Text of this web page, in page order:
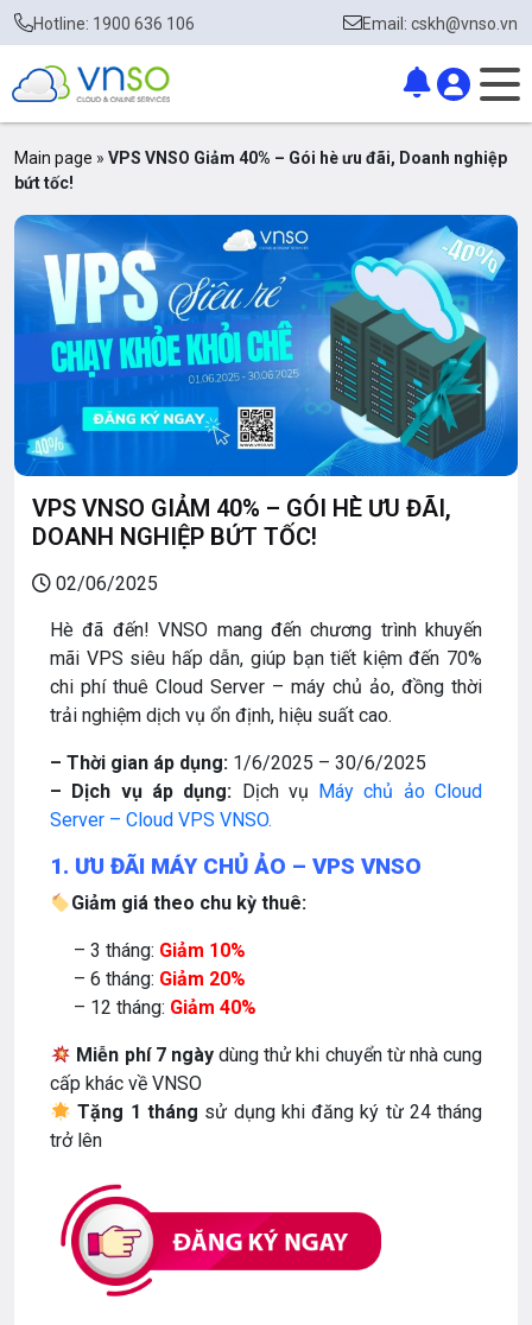
Hotline: 1900 636 106 Email: cskh@vnso.vn
Main page » VPS VNSO Giảm 40% – Gói hè ưu đãi, Doanh nghiệp
bứt tốc!
VPS VNSO GIẢM 40% – GÓI HÈ ƯU ĐÃI,
DOANH NGHIỆP BỨT TỐC!
02/06/2025
Hè đã đến! VNSO mang đến chương trình khuyến
mãi VPS siêu hấp dẫn, giúp bạn tiết kiệm đến 70%
chi phí thuê Cloud Server – máy chủ ảo, đồng thời
trải nghiệm dịch vụ ổn định, hiệu suất cao.
– Thời gian áp dụng: 1/6/2025 – 30/6/2025
– Dịch vụ áp dụng: Dịch vụ
Máy chủ ảo Cloud
Server – Cloud VPS VNSO.
1. ƯU ĐÃI MÁY CHỦ ẢO – VPS VNSO
Giảm giá theo chu kỳ thuê:
– 3 tháng: Giảm 10%
– 6 tháng: Giảm 20%
– 12 tháng: Giảm 40%
Miễn phí 7 ngàydùng thử khi chuyển từ nhà cung
cấp khác về VNSO
Tặng 1 tháng sử dụng khi đăng ký từ 24 tháng
trở lên